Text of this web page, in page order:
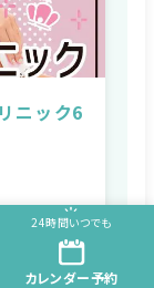
24時間いつでも
カレンダー予約
ニック6